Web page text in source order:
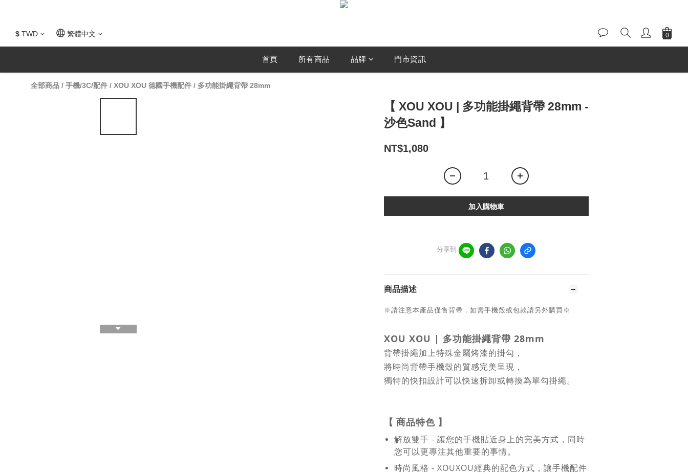
$ TWD 繁體中文
首頁 所有商品 品牌 門市資訊
全部商品 / 手機/3C/配件 / XOU XOU 德國手機配件 / 多功能掛繩背帶 28mm
【 XOU XOU | 多功能掛繩背帶 28mm -
沙色Sand 】
NT$1,080
加入購物車
分享到
商品描述
※請注意本產品僅售背帶，如需手機殼或包款請另外購買※
XOU XOU | 多功能掛繩背帶 28mm
背帶掛繩加上特殊金屬烤漆的掛勾，
將時尚背帶手機殼的質感完美呈現，
獨特的快扣設計可以快速拆卸或轉換為單勾掛繩。
【 商品特色】
解放雙手 - 讓您的手機貼近身上的完美方式，同時
您可以更專注其他重要的事情。
時尚風格 - XOUXOU經典的配色方式，讓手機配件